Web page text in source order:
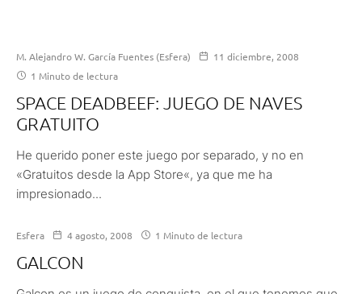
M. Alejandro W. García Fuentes (Esfera)
11 diciembre, 2008
1 Minuto de lectura
SPACE DEADBEEF: JUEGO DE NAVES
GRATUITO
He querido poner este juego por separado, y no en
«Gratuitos desde la App Store«, ya que me ha
impresionado...
Esfera 4 agosto, 2008 1 Minuto de lectura
GALCON